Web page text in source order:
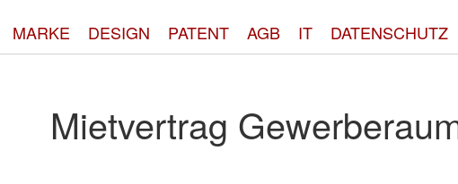
MARKE DESIGN PATENT AGB IT DATENSCHUTZ
Mietvertrag